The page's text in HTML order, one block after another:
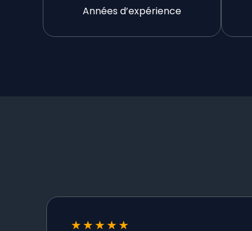
Années d’expérience
★★★★★